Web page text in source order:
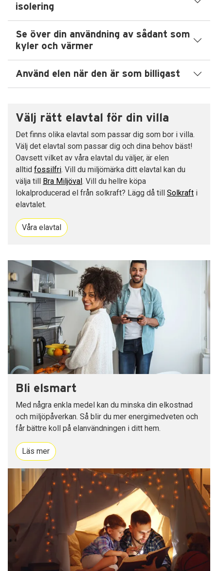
isolering
Se över din användning av sådant som
kyler och värmer
Använd elen när den är som billigast
Välj rätt elavtal för din villa
Det finns olika elavtal som passar dig som bor i villa.
Välj det elavtal som passar dig och dina behov bäst!
Oavsett vilket av våra elavtal du väljer, är elen
alltid fossilfri. Vill du miljömärka ditt elavtal kan du
välja till Bra Miljöval. Vill du hellre köpa
lokalproducerad el från solkraft? Lägg då till Solkraft i
elavtalet.
Våra elavtal
Bli elsmart
Med några enkla medel kan du minska din elkostnad
och miljöpåverkan. Så blir du mer energimedveten och
får bättre koll på elanvändningen i ditt hem.
Läs mer